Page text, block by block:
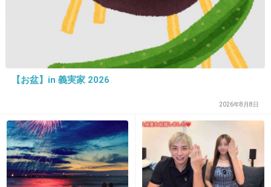
なんか男のコメント混じってない？？
23. 匿名2014/07/08(火) 22:16:07
里帰りはしなかったな～
自宅出産して、出産するとき背もたれになって
【お盆】in 義実家 2026
2026年8月8日